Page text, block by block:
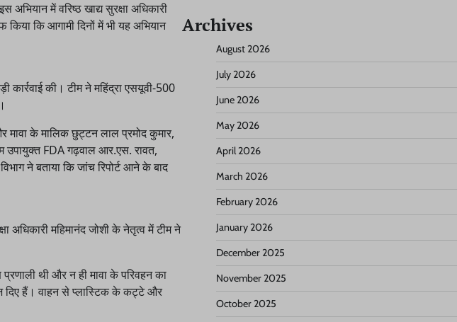
में वरिष्ठ खाद्य सुरक्षा अधिकारी
कि आगामी दिनों में भी यह अभियान
कार्रवाई की। टीम ने महिंद्रा एसयूवी-500
के मालिक छुट्टन लाल प्रमोद कुमार,
उपायुक्त FDA गढ़वाल आर.एस. रावत,
ने बताया कि जांच रिपोर्ट आने के बाद
अधिकारी महिमानंद जोशी के नेतृत्व में टीम ने
थी और न ही मावा के परिवहन का
दिए हैं। वाहन से प्लास्टिक के कट्टे और
Archives
August 2026
July 2026
June 2026
May 2026
April 2026
March 2026
February 2026
January 2026
December 2025
November 2025
October 2025